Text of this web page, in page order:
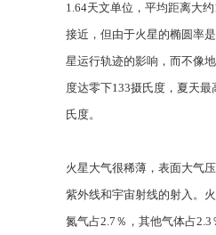
1.64天文单位，平均距离大
接近，但由于火星的椭圆率
星运行轨迹的影响，而不像
度达零下133摄氏度，夏天
氏度。
火星大气很稀薄，表面大气
紫外线和宇宙射线的射入。
氮气占2.7％，其他气体占